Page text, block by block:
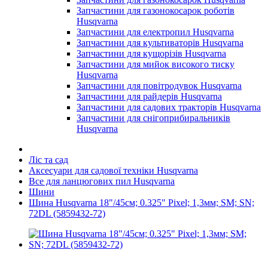
Запчастини для газонокосарок роботів
Husqvarna
Запчастини для електропил Husqvarna
Запчастини для культиваторів Husqvarna
Запчастини для кущорізів Husqvarna
Запчастини для мийок високого тиску
Husqvarna
Запчастини для повітродувок Husqvarna
Запчастини для райдерів Husqvarna
Запчастини для садових тракторів Husqvarna
Запчастини для снігоприбиральників
Husqvarna
Ліс та сад
Аксесуари для садової техніки Husqvarna
Все для ланцюгових пил Husqvarna
Шини
Шина Husqvarna 18"/45см; 0.325" Pixel; 1,3мм; SM; SN;
72DL (5859432-72)